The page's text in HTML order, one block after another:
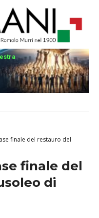
finale del restauro del
finale del
di